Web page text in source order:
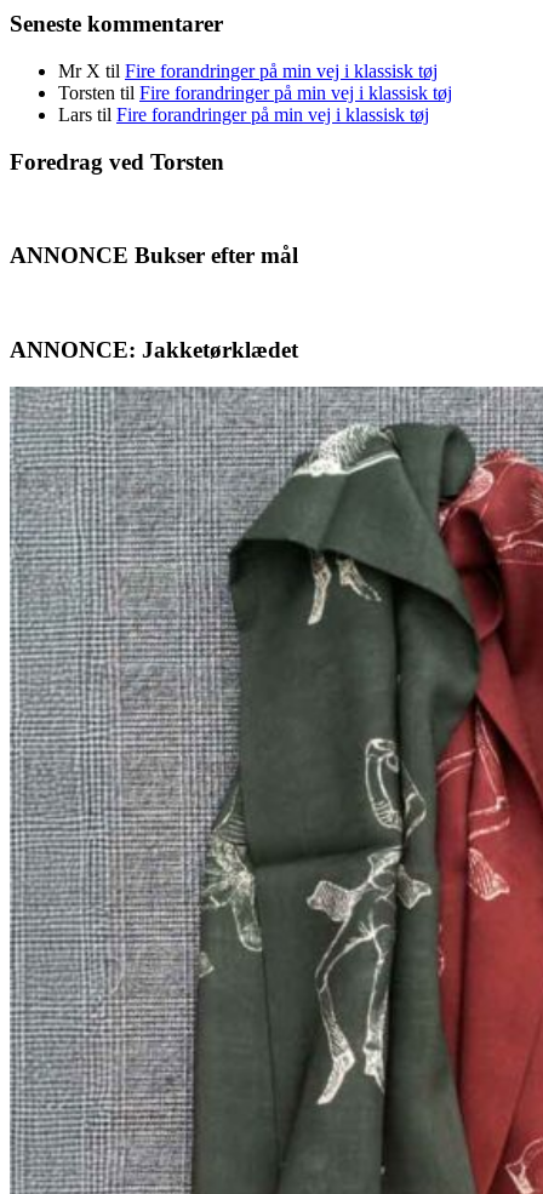
Seneste kommentarer
Mr X til Fire forandringer på min vej i klassisk tøj
Torsten til Fire forandringer på min vej i klassisk tøj
Lars til Fire forandringer på min vej i klassisk tøj
Foredrag ved Torsten
ANNONCE Bukser efter mål
ANNONCE: Jakketørklædet